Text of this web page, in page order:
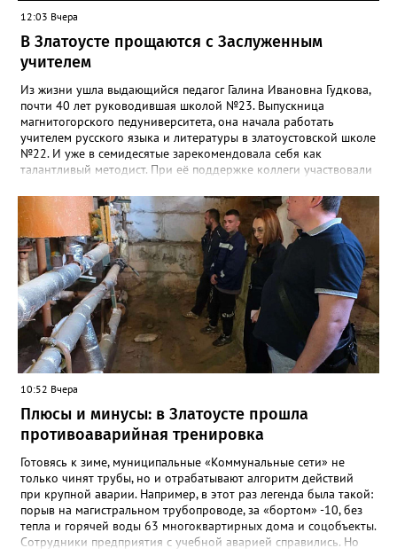
12:03 Вчера
В Златоусте прощаются с Заслуженным
учителем
Из жизни ушла выдающийся педагог Галина Ивановна Гудкова,
почти 40 лет руководившая школой №23. Выпускница
магнитогорского педуниверситета, она начала работать
учителем русского языка и литературы в златоустовской школе
№22. И уже в семидесятые зарекомендовала себя как
талантливый методист. При её поддержке коллеги участвовали
«Благодаря её мудрому руководству в школе сформировался
сильный педагогический коллектив, объединённый общими
ценностями и любовью к своему делу. Для многих Галина
Ивановна навсегда останется не только талантливым
руководителем, но и настоящим Учителем с большой буквы», -
говорится в сообществе школы №23 во ВКонтакте. Свои
соболезнования семье Галины Ивановны выразил глава
Златоуста Олег Решетников. «Её вклад зафиксирован в
важнейших документах школы, но главное - он остался в
людях: в тех учителях, которых она поддержала, в тех
учениках, которых она вдохновила. Заслуженный учитель РФ,
«Отличник народного просвещения», обладатель медали «За
доблестный труд», Галина Ивановна оставила не только
награды и документы, но и работающий, живой механизм
школы, который продолжает жить её принципами», - говорится
в некрологе.
10:52 Вчера
Плюсы и минусы: в Златоусте прошла
противоаварийная тренировка
Готовясь к зиме, муниципальные «Коммунальные сети» не
только чинят трубы, но и отрабатывают алгоритм действий
при крупной аварии. Например, в этот раз легенда была такой:
порыв на магистральном трубопроводе, за «бортом» -10, без
тепла и горячей воды 63 многоквартирных дома и соцобъекты.
Сотрудники предприятия с учебной аварией справились. Но